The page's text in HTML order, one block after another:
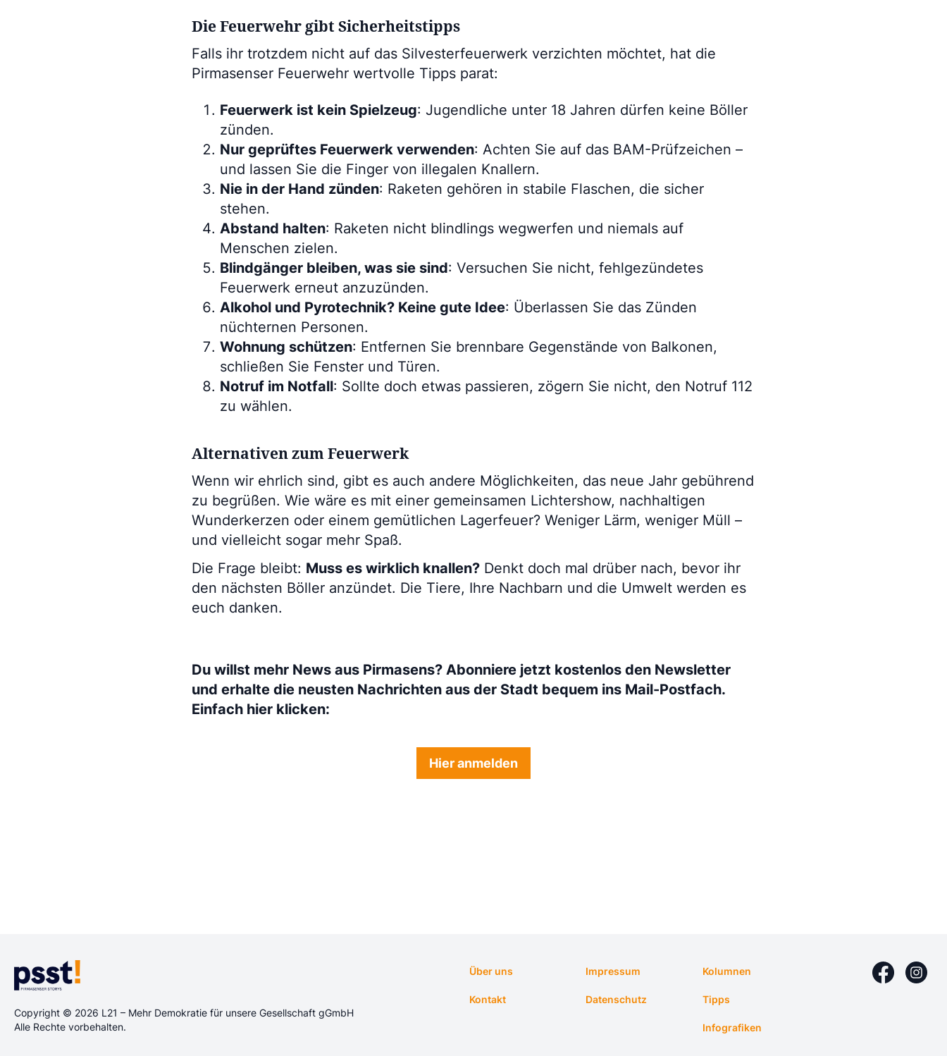
Die Feuerwehr gibt Sicherheitstipps
Falls ihr trotzdem nicht auf das Silvesterfeuerwerk verzichten möchtet, hat die
Pirmasenser Feuerwehr wertvolle Tipps parat:
Feuerwerk ist kein Spielzeug: Jugendliche unter 18 Jahren dürfen keine Böller
zünden.
Nur geprüftes Feuerwerk verwenden: Achten Sie auf das BAM-Prüfzeichen –
und lassen Sie die Finger von illegalen Knallern.
Nie in der Hand zünden: Raketen gehören in stabile Flaschen, die sicher
stehen.
Abstand halten: Raketen nicht blindlings wegwerfen und niemals auf
Menschen zielen.
Blindgänger bleiben, was sie sind: Versuchen Sie nicht, fehlgezündetes
Feuerwerk erneut anzuzünden.
Alkohol und Pyrotechnik? Keine gute Idee: Überlassen Sie das Zünden
nüchternen Personen.
Wohnung schützen: Entfernen Sie brennbare Gegenstände von Balkonen,
schließen Sie Fenster und Türen.
Notruf im Notfall: Sollte doch etwas passieren, zögern Sie nicht, den Notruf 112
zu wählen.
Alternativen zum Feuerwerk
Wenn wir ehrlich sind, gibt es auch andere Möglichkeiten, das neue Jahr gebührend
zu begrüßen. Wie wäre es mit einer gemeinsamen Lichtershow, nachhaltigen
Wunderkerzen oder einem gemütlichen Lagerfeuer? Weniger Lärm, weniger Müll –
und vielleicht sogar mehr Spaß.
Die Frage bleibt: Muss es wirklich knallen? Denkt doch mal drüber nach, bevor ihr
den nächsten Böller anzündet. Die Tiere, Ihre Nachbarn und die Umwelt werden es
euch danken.
Du willst mehr News aus Pirmasens? Abonniere jetzt kostenlos den Newsletter
und erhalte die neusten Nachrichten aus der Stadt bequem ins Mail-Postfach.
Einfach hier klicken:
Hier anmelden
Copyright © 2026 L21 – Mehr Demokratie für unsere Gesellschaft gGmbH
Alle Rechte vorbehalten.
Über uns
Kontakt
Impressum
Datenschutz
Kolumnen
Tipps
Infografiken